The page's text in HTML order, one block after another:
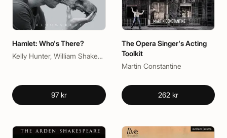
Hamlet: Who's There?
Kelly Hunter, William Shakespeare
97 kr
The Opera Singer's Acting
Toolkit
Martin Constantine
262 kr